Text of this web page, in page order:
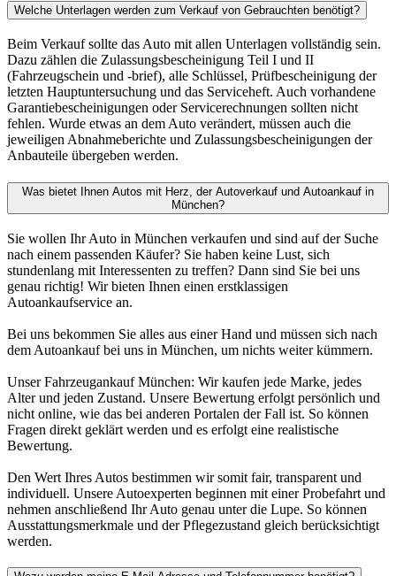
Welche Unterlagen werden zum Verkauf von Gebrauchten benötigt?
Beim Verkauf sollte das Auto mit allen Unterlagen vollständig sein.
Dazu zählen die Zulassungsbescheinigung Teil I und II
(Fahrzeugschein und -brief), alle Schlüssel, Prüfbescheinigung der
letzten Hauptuntersuchung und das Serviceheft. Auch vorhandene
Garantiebescheinigungen oder Servicerechnungen sollten nicht
fehlen. Wurde etwas an dem Auto verändert, müssen auch die
jeweiligen Abnahmeberichte und Zulassungsbescheinigungen der
Anbauteile übergeben werden.
Was bietet Ihnen Autos mit Herz, der Autoverkauf und Autoankauf in
München?
Sie wollen Ihr Auto in München verkaufen und sind auf der Suche
nach einem passenden Käufer? Sie haben keine Lust, sich
stundenlang mit Interessenten zu treffen? Dann sind Sie bei uns
genau richtig! Wir bieten Ihnen einen erstklassigen
Autoankaufservice an.
Bei uns bekommen Sie alles aus einer Hand und müssen sich nach
dem Autoankauf bei uns in München, um nichts weiter kümmern.
Unser Fahrzeugankauf München: Wir kaufen jede Marke, jedes
Alter und jeden Zustand. Unsere Bewertung erfolgt persönlich und
nicht online, wie das bei anderen Portalen der Fall ist. So können
Fragen direkt geklärt werden und es erfolgt eine realistische
Bewertung.
Den Wert Ihres Autos bestimmen wir somit fair, transparent und
individuell. Unsere Autoexperten beginnen mit einer Probefahrt und
nehmen anschließend Ihr Auto genau unter die Lupe. So können
Ausstattungsmerkmale und der Pflegezustand gleich berücksichtigt
werden.